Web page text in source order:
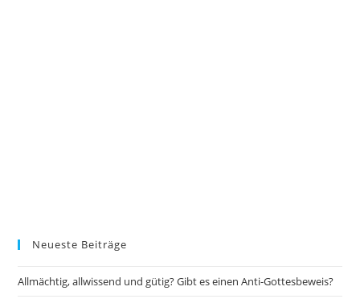
Neueste Beiträge
Allmächtig, allwissend und gütig? Gibt es einen Anti-Gottesbeweis?